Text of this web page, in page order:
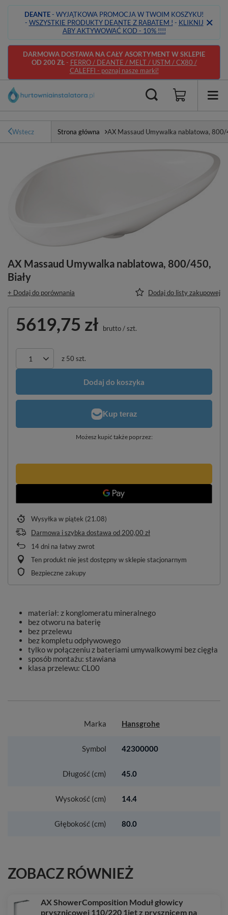
DEANTE- WYJĄTKOWA PROMOCJA W TWOIM KOSZYKU!
- WSZYSTKIE PRODUKTY DEANTE Z RABATEM ! - KLIKNIJ
ABY AKTYWOWAĆ KOD - 10% !!!!
DARMOWA DOSTAWA NA CAŁY ASORTYMENT W SKLEPIE
OD 200 ZŁ- FERRO / DEANTE / MELT / USTM / CX80 /
CALEFFI - poznaj nasze marki!
Wstecz Strona główna AX Massaud Umywalka nablatowa, 800/
AX Massaud Umywalka nablatowa, 800/450,
Biały
+ Dodaj do porównania Dodaj do listy zakupowej
5619,75 zł brutto/szt.
z 50 szt.
Dodaj do koszyka
Możesz kupić także poprzez:
Wysyłka w piątek (21.08)
Darmowa i szybka dostawa od200,00 zł
14dni na łatwy zwrot
Ten produkt nie jest dostępny w sklepie stacjonarnym
Bezpieczne zakupy
materiał: z konglomeratu mineralnego
bez otworu na baterię
bez przelewu
bez kompletu odpływowego
tylko w połączeniu z bateriami umywalkowymi bez cięgła
sposób montażu: stawiana
klasa przelewu: CL00
Marka Hansgrohe
Symbol 42300000
Długość (cm) 45.0
Wysokość (cm) 14.4
Głębokość (cm) 80.0
ZOBACZ RÓWNIEŻ
AX ShowerComposition Moduł głowicy
prysznicowej 110/220 1jet z prysznicem na